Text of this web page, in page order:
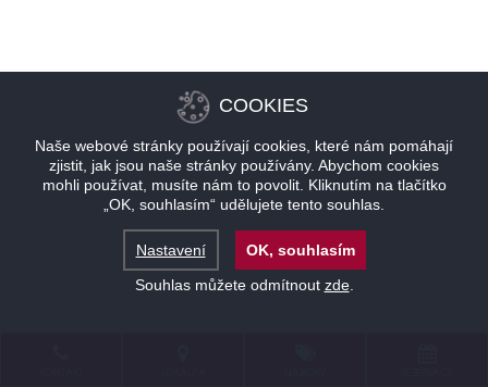
COOKIES
Naše webové stránky používají cookies, které nám pomáhají
zjistit, jak jsou naše stránky používány. Abychom cookies
mohli používat, musíte nám to povolit. Kliknutím na tlačítko
„OK, souhlasím“ udělujete tento souhlas.
Nastavení
OK, souhlasím
Souhlas můžete odmítnout zde.